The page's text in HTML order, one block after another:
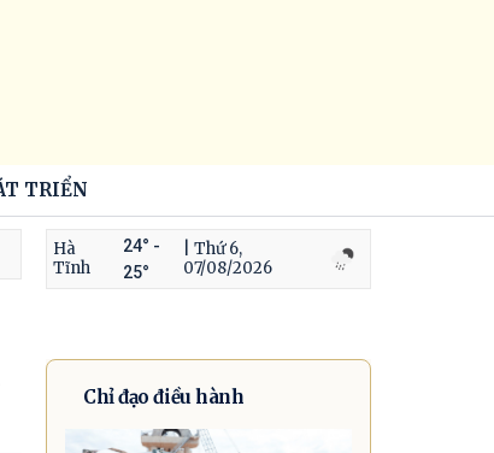
TRIỂN
Hà
Tĩnh
24° -
25°
| Thứ 6,
07/08/2026
Chỉ đạo điều hành